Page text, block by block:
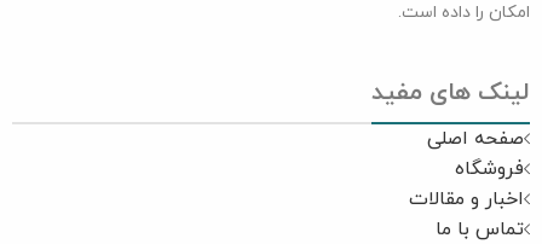
امکان را داده است.
لینک های مفید
صفحه اصلی
فروشگاه
اخبار و مقالات
تماس با ما